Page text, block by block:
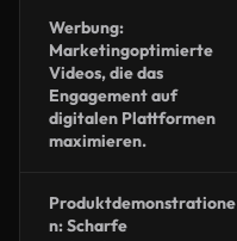
Werbung:
Marketingoptimierte
Videos, die das
Engagement auf
digitalen Plattformen
maximieren.
Produktdemonstratione
n: Scharfe